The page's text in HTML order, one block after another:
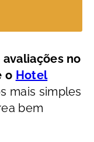
no
o Hotel
mais simples
bem